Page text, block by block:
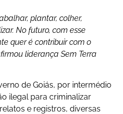
plantar, colher,
No futuro, com esse
quer é contribuir com o
liderança Sem Terra
de Goiás, por intermédio
ilegal para criminalizar
e registros, diversas